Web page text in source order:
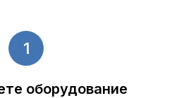
оборудование